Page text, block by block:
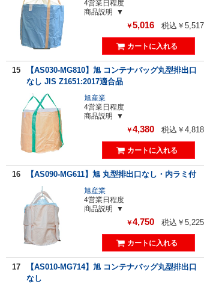
4営業日程度
商品説明
￥5,016 税込￥5,517
15
【AS030-MG810】旭 コンテナバッグ丸型排出口
なし JIS Z1651:2017適合品
旭産業
4営業日程度
商品説明
￥4,380 税込￥4,818
16 【AS090-MG611】旭 丸型排出口なし・内ラミ付
旭産業
4営業日程度
商品説明
￥4,750 税込￥5,225
17
【AS010-MG714】旭 コンテナバッグ丸型排出口
なし